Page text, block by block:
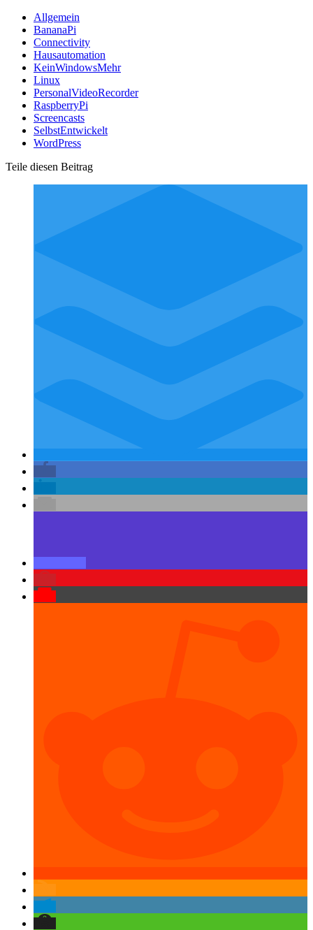
Allgemein
BananaPi
Connectivity
Hausautomation
KeinWindowsMehr
Linux
PersonalVideoRecorder
RaspberryPi
Screencasts
SelbstEntwickelt
WordPress
Teile diesen Beitrag